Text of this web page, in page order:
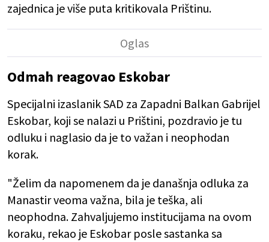
zajednica je više puta kritikovala Prištinu.
Odmah reagovao Eskobar
Specijalni izaslanik SAD za Zapadni Balkan Gabrijel
Eskobar, koji se nalazi u Prištini, pozdravio je tu
odluku i naglasio da je to važan i neophodan
korak.
"Želim da napomenem da je današnja odluka za
Manastir veoma važna, bila je teška, ali
neophodna. Zahvaljujemo institucijama na ovom
koraku, rekao je Eskobar posle sastanka sa